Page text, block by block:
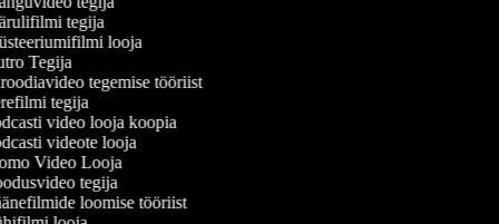
tegija
looja
Tegija
tegemise tööriist
tegija
video looja koopia
videote looja
Video Looja
tegija
loomise tööriist